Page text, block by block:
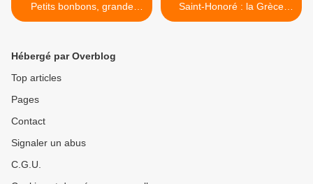
Petits bonbons, grande
histoire, immense passion !
Saint-Honoré : la Grèce
comme si vous y étiez ! >
Hébergé par Overblog
Top articles
Pages
Contact
Signaler un abus
C.G.U.